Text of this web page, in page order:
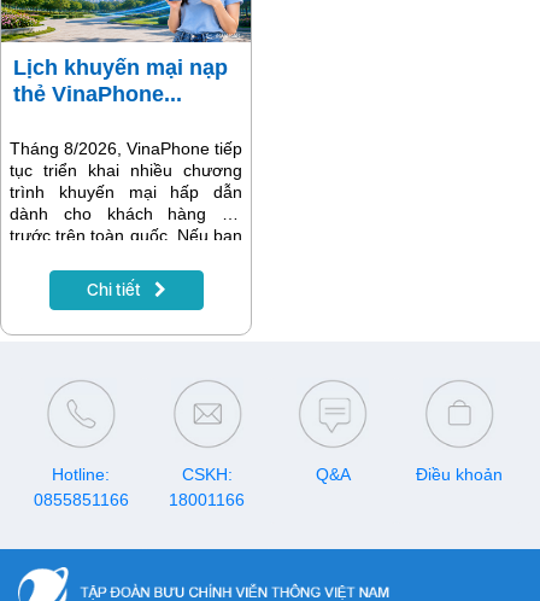
các bộ phim phát song song
với nước ngoài, giúp MyTV
tiếp tục khẳng định vị thế là
nền tảng giải trí hàng đầu
dành cho mọi gia đình.
Lịch khuyến mại nạp
thẻ VinaPhone...
Tháng 8/2026, VinaPhone tiếp
tục triển khai nhiều chương
trình khuyến mại hấp dẫn
dành cho khách hàng trả
trước trên toàn quốc. Nếu bạn
gia hạn gói cước, đăng ký
data, gọi thoại hay tích lũy tài
được nhiều ưu đãi nhất.
Chi tiết
Hotline:
0855851166
CSKH:
18001166
Q&A Điều khoản